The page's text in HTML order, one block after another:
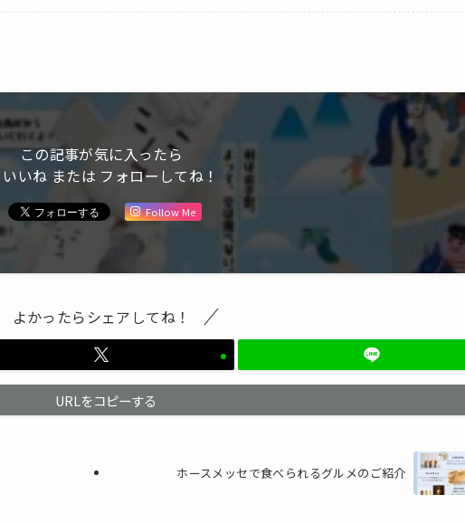
この記事が気に入ったら
いいね または フォローしてね！
Follow Me
よかったらシェアしてね！
URLをコピーする
ホースメッセで食べられるグルメのご紹介